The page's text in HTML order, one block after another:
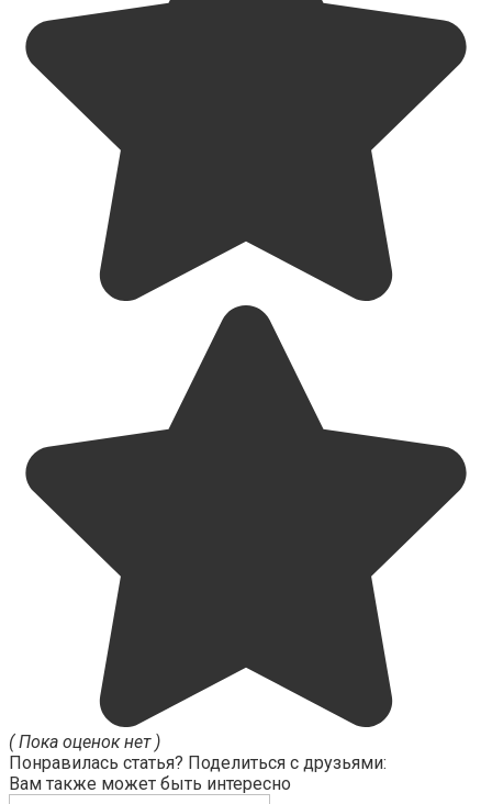
( Пока оценок нет )
Понравилась статья? Поделиться с друзьями:
Вам также может быть интересно